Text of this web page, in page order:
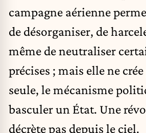
campagne aérienne
de désorganiser, de
même de neutraliser
précises ; mais elle ne
seule, le mécanisme
basculer un État. Une
décrète pas depuis le ciel.